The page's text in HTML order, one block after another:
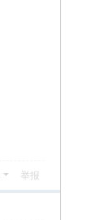
举报